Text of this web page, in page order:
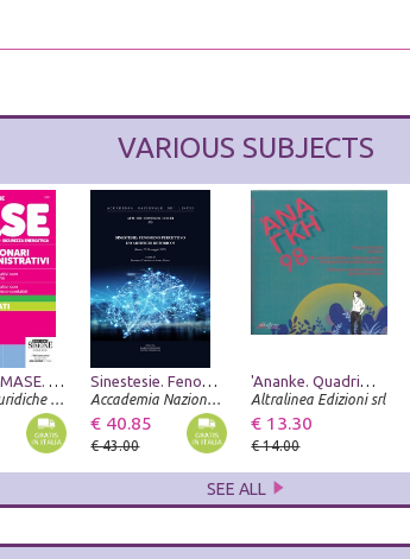
Diego Rivera e la costruzione dell'arte moderna in Messico nel XX secolo
Gangemi Editore
€ 38.00
€ 40.00
Bellezza e Bruttezza. Ideale reale caricaturale nel rinascimento
Umberto Allemandi
€ 33.25
€ 35.00
VARIOUS SUBJECTS
Concorso MASE. 50 posti. 36 funzionari amministrativi con competenze giuridiche. 14 funzionari amministrativi con competenze economico-contabili. La prova preselettiva. Quiz commentati. Con espansioni online. Con software per la simulazione della prova. C
Edizioni Giuridiche Simone
Sinestesie. Fenomeno percettivo e/o artificio retorico? (Roma, 27-28 maggio 2025)
Accademia Nazionale dei Lincei
€ 40.85
€ 43.00
'Ananke. Quadrimestrale di cultura, storia e tecniche della conservazione per il progetto (2022). Vol. 98: Women who build/costruttrici. Inediti di Architettura: Politecnici milanesi nell'Argentina del secondo dopoguerra. Patrimonio culturale immateriale
Altralinea Edizioni srl
€ 13.30
€ 14.00
SEE ALL